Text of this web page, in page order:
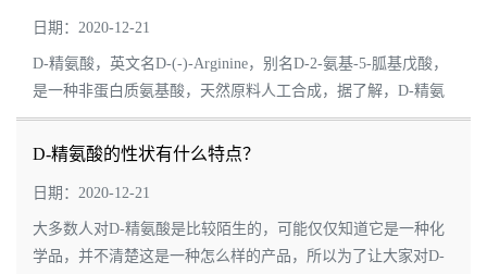
日期：2020-12-21
D-精氨酸，英文名D-(-)-Arginine，别名D-2-氨基-5-胍基戊酸，
是一种非蛋白质氨基酸，天然原料人工合成，据了解，D-精氨
酸具有良好的抗高血压、抑制ai细胞扩散、治疗生长激素过多释
放引起的紊乱等作用。D-精氨酸可通...
D-精氨酸的性状有什么特点？
日期：2020-12-21
大多数人对D-精氨酸是比较陌生的，可能仅仅知道它是一种化
学品，并不清楚这是一种怎么样的产品，所以为了让大家对D-